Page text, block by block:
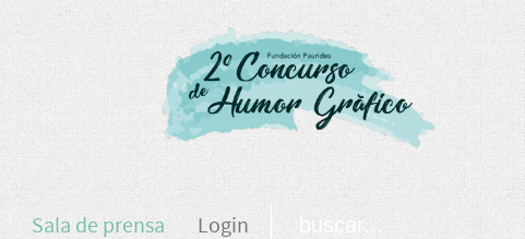
Sala de prensa Login